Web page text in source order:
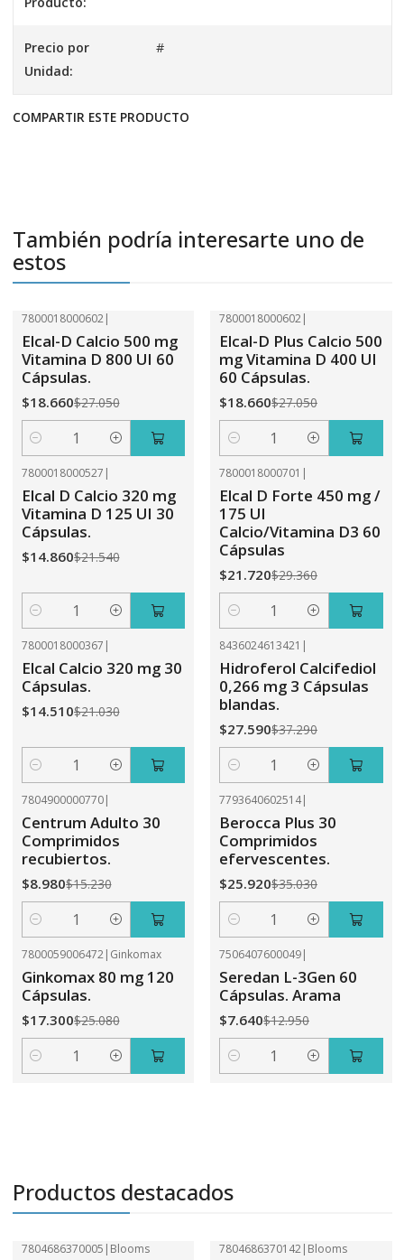
Precio por
Unidad:
#
COMPARTIR ESTE PRODUCTO
También podría interesarte uno de
estos
7800018000602|
Elcal-D Calcio 500 mg
Vitamina D 800 UI 60
Cápsulas.
$18.660$27.050
Cantidad
7800018000602|
Elcal-D Plus Calcio 500
mg Vitamina D 400 UI
60 Cápsulas.
$18.660$27.050
Cantidad
7800018000527 |
Elcal D Calcio 320 mg
Vitamina D 125 UI 30
Cápsulas.
$14.860$21.540
Cantidad
7800018000701 |
Elcal D Forte 450 mg /
175 UI
Calcio/Vitamina D3 60
Cápsulas
$21.720$29.360
Cantidad
7800018000367 |
Elcal Calcio 320 mg 30
Cápsulas.
$14.510$21.030
Cantidad
8436024613421 |
Hidroferol Calcifediol
0,266 mg 3 Cápsulas
blandas.
$27.590$37.290
Cantidad
7804900000770|
Centrum Adulto 30
Comprimidos
recubiertos.
$8.980$15.230
Cantidad
7793640602514|
Berocca Plus 30
Comprimidos
efervescentes.
$25.920$35.030
Cantidad
7800059006472| Ginkomax
Ginkomax 80 mg 120
Cápsulas.
$17.300$25.080
Cantidad
7506407600049|
Seredan L-3Gen 60
Cápsulas. Arama
$7.640$12.950
Cantidad
Productos destacados
7804686370005 | Blooms 7804686370142| Blooms